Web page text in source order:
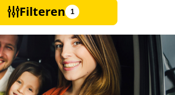
Filteren 1